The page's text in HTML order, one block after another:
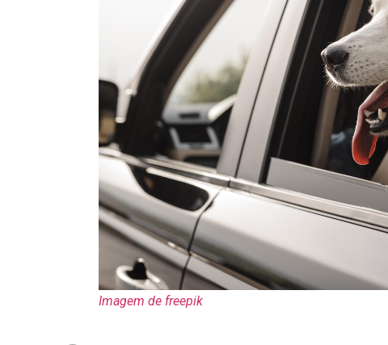
Imagem de freepik